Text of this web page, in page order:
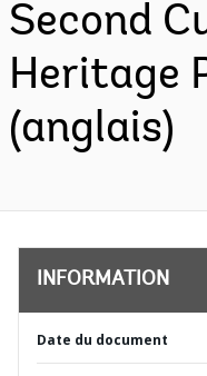
Second
Heritage
(anglais)
INFORMATION
Date du document